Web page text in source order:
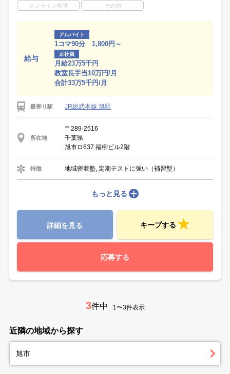
オンライン指導 その他
給与
アルバイト
1コマ90分 1,800円～
正社員
月給23万5千円
教室長手当10万円/月
合計33万5千円/月
最寄り駅 JR総武本線 旭駅
所在地
〒289-2516
千葉県
旭市ロ637 福柳ビル2階
特徴 地域密着塾, 定期テストに強い（補習型）
もっと見る
詳細を見る キープする
応募する
3件中 1〜3件表示
近隣の地域から探す
旭市